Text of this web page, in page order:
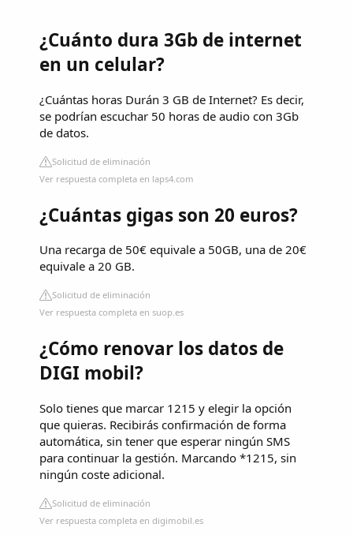
¿Cuánto dura 3Gb de internet
en un celular?
¿Cuántas horas Durán 3 GB de Internet? Es decir,
se podrían escuchar 50 horas de audio con 3Gb
de datos.
Solicitud de eliminación
Ver respuesta completa en laps4.com
¿Cuántas gigas son 20 euros?
Una recarga de 50€ equivale a 50GB, una de 20€
equivale a 20 GB.
Solicitud de eliminación
Ver respuesta completa en suop.es
¿Cómo renovar los datos de
DIGI mobil?
Solo tienes que marcar 1215 y elegir la opción
que quieras. Recibirás confirmación de forma
automática, sin tener que esperar ningún SMS
para continuar la gestión. Marcando *1215, sin
ningún coste adicional.
Solicitud de eliminación
Ver respuesta completa en digimobil.es